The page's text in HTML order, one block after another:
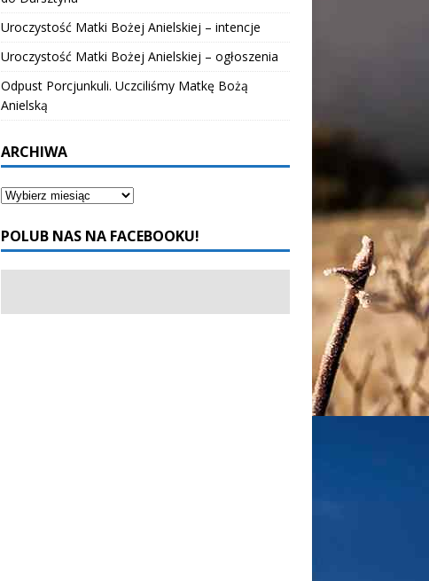
Uroczystość Matki Bożej Anielskiej – intencje
Uroczystość Matki Bożej Anielskiej – ogłoszenia
Odpust Porcjunkuli. Uczciliśmy Matkę Bożą
Anielską
ARCHIWA
POLUB NAS NA FACEBOOKU!